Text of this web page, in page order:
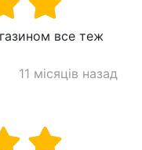
все теж
11 місяців назад